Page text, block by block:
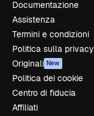
Documentazione
Assistenza
Termini e condizioni
Politica sulla privacy
Originali New
Politica dei cookie
Centro di fiducia
Affiliati